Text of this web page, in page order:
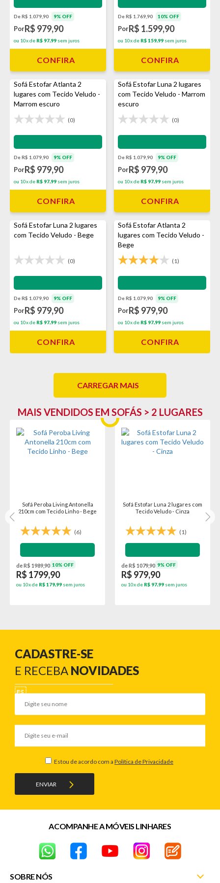
De R$ 1.079,90 9% OFF
PorR$ 979,90
ou 10x de R$ 97,99 sem juros
CONFIRA
De R$ 1.769,90 10% OFF
PorR$ 1.599,90
ou 10x de R$ 159,99 sem juros
CONFIRA
Sofá Estofar Atlanta 2
lugares com Tecido Veludo -
Marrom escuro
(0)
Impermeabilização - VEDA
De R$ 1.079,90 9% OFF
PorR$ 979,90
ou 10x de R$ 97,99 sem juros
CONFIRA
Sofá Estofar Luna 2 lugares
com Tecido Veludo - Marrom
escuro
(0)
Impermeabilização - VEDA
De R$ 1.079,90 9% OFF
PorR$ 979,90
ou 10x de R$ 97,99 sem juros
CONFIRA
Sofá Estofar Luna 2 lugares
com Tecido Veludo - Bege
(0)
Impermeabilização - VEDA
De R$ 1.079,90 9% OFF
PorR$ 979,90
ou 10x de R$ 97,99 sem juros
CONFIRA
Sofá Estofar Atlanta 2
lugares com Tecido Veludo -
Bege
(1)
Impermeabilização - VEDA
De R$ 1.079,90 9% OFF
PorR$ 979,90
ou 10x de R$ 97,99 sem juros
CONFIRA
CARREGAR MAIS
MAIS VENDIDOS EM SOFÁS > 2 LUGARES
Sofá Peroba Living Antonella
210cm com Tecido Linho - Bege
(6)
de R$ 1989,90 10% OFF
R$ 1799,90
ou 10x de R$ 179,99 sem juros
Sofá Estofar Luna 2 lugares com
Tecido Veludo - Cinza
(1)
de R$ 1079,90 9% OFF
R$ 979,90
ou 10x de R$ 97,99 sem juros
CADASTRE-SE
E RECEBA NOVIDADES
ENVIAR
Estou de acordo com a Política de Privacidade
SOBRE NÓS
ACOMPANHE A MÓVEIS LINHARES